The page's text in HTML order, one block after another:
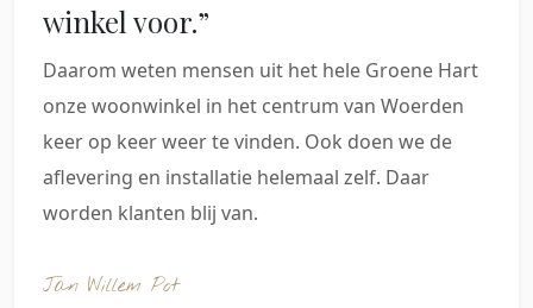
winkel voor.”
Daarom weten mensen uit het hele Groene Hart
onze woonwinkel in het centrum van Woerden
keer op keer weer te vinden. Ook doen we de
aflevering en installatie helemaal zelf. Daar
worden klanten blij van.
Jan Willem Pot